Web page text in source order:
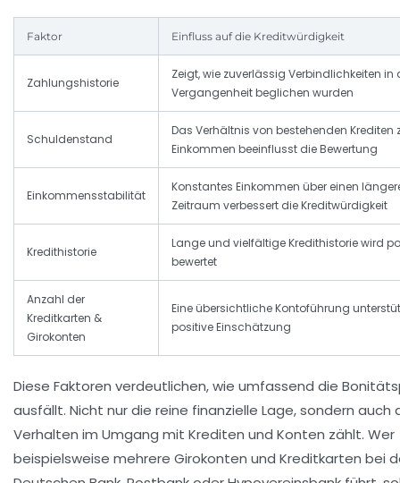
Faktor Einfluss auf die Kreditwürdigkeit
Zahlungshistorie
Zeigt, wie zuverlässig Verbindlichkeiten in
Vergangenheit beglichen wurden
Schuldenstand
Das Verhältnis von bestehenden Krediten
Einkommen beeinflusst die Bewertung
Einkommensstabilität
Konstantes Einkommen über einen
Zeitraum verbessert die Kreditwürdigkeit
Kredithistorie
Lange und vielfältige Kredithistorie wird
bewertet
Anzahl der
Kreditkarten &
Girokonten
Eine übersichtliche Kontoführung
positive Einschätzung
Diese Faktoren verdeutlichen, wie umfassend die
ausfällt. Nicht nur die reine finanzielle Lage, sondern auch
Verhalten im Umgang mit Krediten und Konten zählt. Wer
beispielsweise mehrere Girokonten und Kreditkarten bei